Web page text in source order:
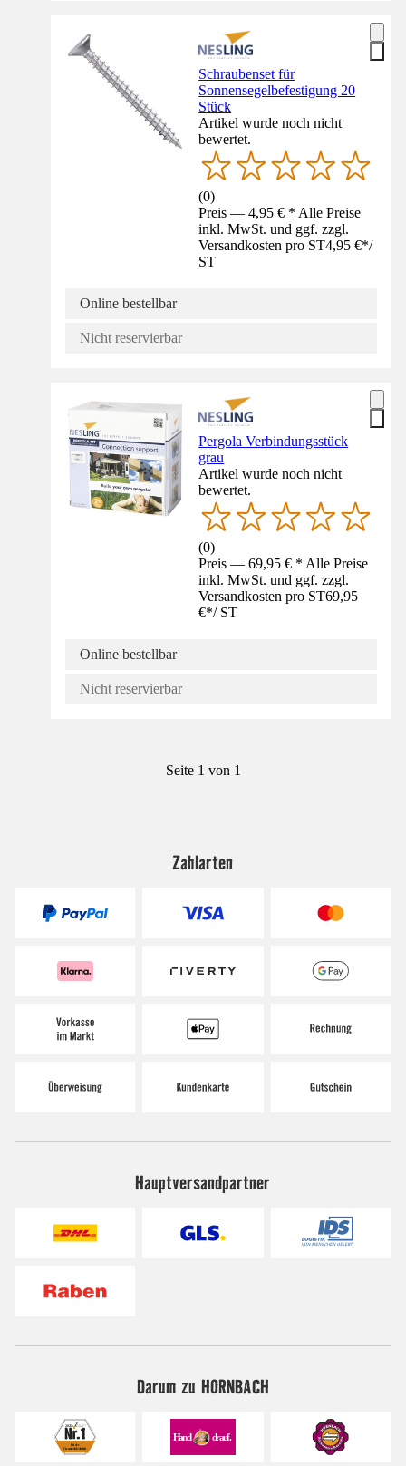
Schraubenset für
Sonnensegelbefestigung 20
Stück
Artikel wurde noch nicht
bewertet.
(0)
Preis — 4,95 € * Alle Preise
inkl. MwSt. und ggf. zzgl.
Versandkosten pro ST4,95 €*/
ST
Online bestellbar
Nicht reservierbar
Pergola Verbindungsstück
grau
Artikel wurde noch nicht
bewertet.
(0)
Preis — 69,95 € * Alle Preise
inkl. MwSt. und ggf. zzgl.
Versandkosten pro ST69,95
€*/ ST
Online bestellbar
Nicht reservierbar
Seite 1 von 1
Zahlarten
Hauptversandpartner
Darum zu HORNBACH